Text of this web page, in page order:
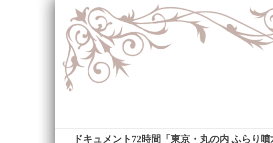
ドキュメント72時間「東京・丸の内 ふらり